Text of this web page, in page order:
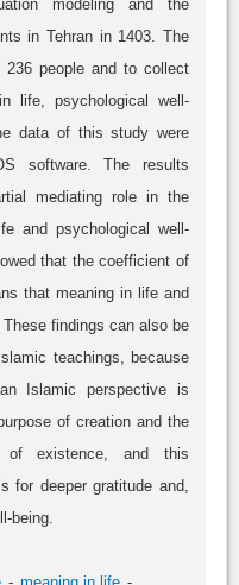
modeling and the
in Tehran in 1403. The
people and to collect
life, psychological well-
data of this study were
software. The results
mediating role in the
and psychological well-
that the coefficient of
that meaning in life and
findings can also be
teachings, because
Islamic perspective is
of creation and the
existence, and this
for deeper gratitude and,
being.